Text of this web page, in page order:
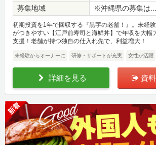
募集地域 ※沖縄県の募集は...
初期投資を1年で回収する『黒字の老舗！』。未経
がつきやすい【江戸前寿司と海鮮丼】で年収を大幅
支援！老舗が持つ独自の仕入れ先で、利益増大！
未経験からオーナーに 研修・サポートが充実 女性が活躍
詳細を見る 資
新着